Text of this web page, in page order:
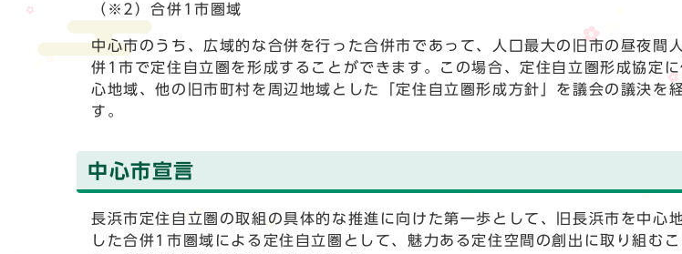
（※2）合併1市圏域
中心市のうち、広域的な合併を行った合併市であって、人口最大の旧市の昼夜間
併1市で定住自立圏を形成することができます。この場合、定住自立圏形成協定
心地域、他の旧市町村を周辺地域とした「定住自立圏形成方針」を議会の議決を
す。
中心市宣言
長浜市定住自立圏の取組の具体的な推進に向けた第一歩として、旧長浜市を中心
した合併1市圏域による定住自立圏として、魅力ある定住空間の創出に取り組む